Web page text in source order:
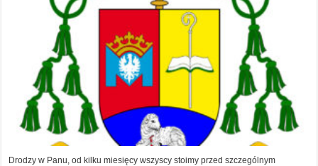
Drodzy w Panu, od kilku miesięcy wszyscy stoimy przed szczególnym